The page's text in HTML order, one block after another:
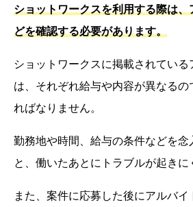
ショットワークスを利用する際は
どを確認する必要があります。
ショットワークスに掲載されてい
は、それぞれ給与や内容が異なるの
ればなりません。
勤務地や時間、給与の条件などを念
と、働いたあとにトラブルが起きに
また、案件に応募した後にアルバイ